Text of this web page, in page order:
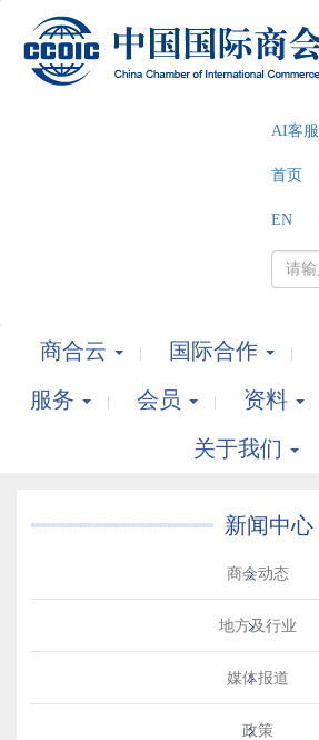
AI客服
首页
EN
商合云 国际合作
服务
会员 资料
关于我们
新闻中心
商会动态
地方及行业
媒体报道
政策